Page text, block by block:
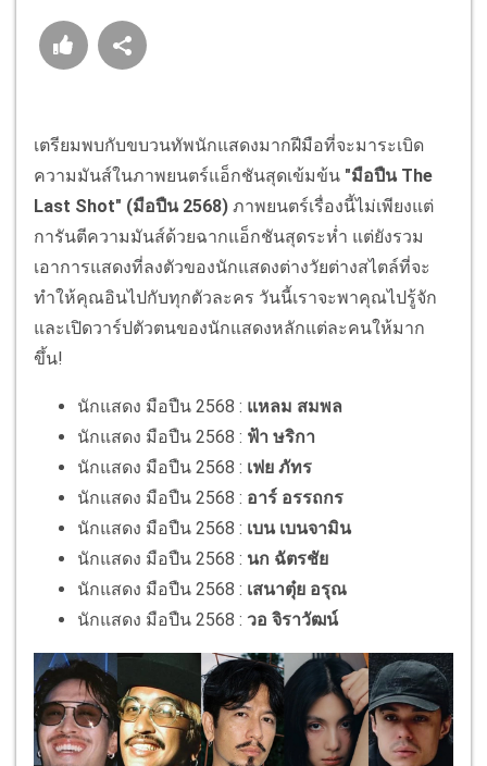
เตรียมพบกับขบวนทัพนักแสดงมากฝีมือที่จะมาระเบิด
ความมันส์ในภาพยนตร์แอ็กชันสุดเข้มข้น "มือปืน The
Last Shot" (มือปืน 2568) ภาพยนตร์เรื่องนี้ไม่เพียงแต่
การันตีความมันส์ด้วยฉากแอ็กชันสุดระห่ำ แต่ยังรวม
เอาการแสดงที่ลงตัวของนักแสดงต่างวัยต่างสไตล์ที่จะ
ทำให้คุณอินไปกับทุกตัวละคร วันนี้เราจะพาคุณไปรู้จัก
และเปิดวาร์ปตัวตนของนักแสดงหลักแต่ละคนให้มาก
ขึ้น!
นักแสดง มือปืน 2568 : แหลม สมพล
นักแสดง มือปืน 2568 : ฟ้า ษริกา
นักแสดง มือปืน 2568 : เฟย ภัทร
นักแสดง มือปืน 2568 : อาร์ อรรถกร
นักแสดง มือปืน 2568 : เบน เบนจามิน
นักแสดง มือปืน 2568 : นก ฉัตรชัย
นักแสดง มือปืน 2568 : เสนาตุ๋ย อรุณ
นักแสดง มือปืน 2568 : วอ จิราวัฒน์